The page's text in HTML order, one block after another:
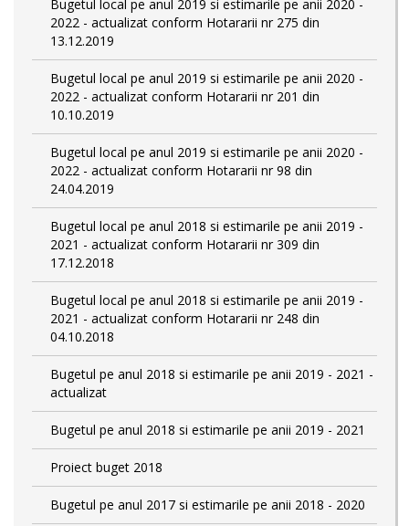
Bugetul local pe anul 2019 si estimarile pe anii 2020 -
2022 - actualizat conform Hotararii nr 275 din
13.12.2019
Bugetul local pe anul 2019 si estimarile pe anii 2020 -
2022 - actualizat conform Hotararii nr 201 din
10.10.2019
Bugetul local pe anul 2019 si estimarile pe anii 2020 -
2022 - actualizat conform Hotararii nr 98 din
24.04.2019
Bugetul local pe anul 2018 si estimarile pe anii 2019 -
2021 - actualizat conform Hotararii nr 309 din
17.12.2018
Bugetul local pe anul 2018 si estimarile pe anii 2019 -
2021 - actualizat conform Hotararii nr 248 din
04.10.2018
Bugetul pe anul 2018 si estimarile pe anii 2019 - 2021 -
actualizat
Bugetul pe anul 2018 si estimarile pe anii 2019 - 2021
Proiect buget 2018
Bugetul pe anul 2017 si estimarile pe anii 2018 - 2020